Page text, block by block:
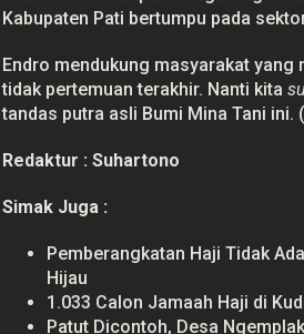
Kabupaten Pati bertumpu pada
Endro mendukung masyarakat yang
tidak pertemuan terakhir. Nanti kita
tandas putra asli Bumi Mina Tani ini.
Redaktur : Suhartono
Simak Juga :
Pemberangkatan Haji Tidak
Hijau
1.033 Calon Jamaah Haji di
Patut Dicontoh, Desa